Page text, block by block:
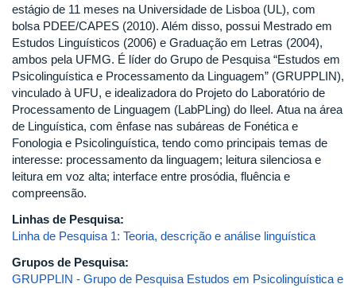
estágio de 11 meses na Universidade de Lisboa (UL), com
bolsa PDEE/CAPES (2010). Além disso, possui Mestrado em
Estudos Linguísticos (2006) e Graduação em Letras (2004),
ambos pela UFMG. É líder do Grupo de Pesquisa “Estudos em
Psicolinguística e Processamento da Linguagem” (GRUPPLIN),
vinculado à UFU, e idealizadora do Projeto do Laboratório de
Processamento de Linguagem (LabPLing) do Ileel. Atua na área
de Linguística, com ênfase nas subáreas de Fonética e
Fonologia e Psicolinguística, tendo como principais temas de
interesse: processamento da linguagem; leitura silenciosa e
leitura em voz alta; interface entre prosódia, fluência e
compreensão.
Linhas de Pesquisa:
Linha de Pesquisa 1: Teoria, descrição e análise linguística
Grupos de Pesquisa:
GRUPPLIN - Grupo de Pesquisa Estudos em Psicolinguística e